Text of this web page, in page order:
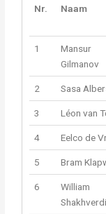
Nr. Naam
1
Mansur
Gilmanov
2 Sasa
3 Léon van
4 Eelco de
5 Bram
6
William